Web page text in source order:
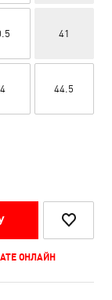
41
44.5
ОНЛАЙН